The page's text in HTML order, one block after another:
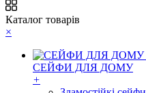
Каталог товарів
×
СЕЙФИ ДЛЯ ДОМУ
+